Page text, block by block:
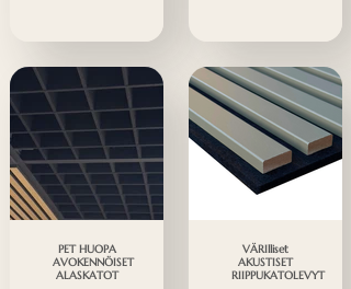
PET HUOPA
AVOKENNÖISET
ALASKATOT
VÄRIlliset
AKUSTISET
RIIPPUKATOLEVYT